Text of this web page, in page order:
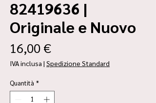
82419636 |
Originale e Nuovo
16,00 €Prezzo
IVA inclusa | Spedizione Standard
Quantità *